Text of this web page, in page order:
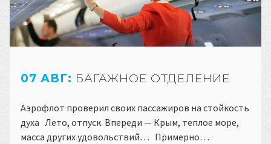
07 АВГ: БАГАЖНОЕ ОТДЕЛЕНИЕ
Аэрофлот проверил своих пассажиров на стойкость
духа Лето, отпуск. Впереди — Крым, теплое море,
масса других удовольствий… Примерно…